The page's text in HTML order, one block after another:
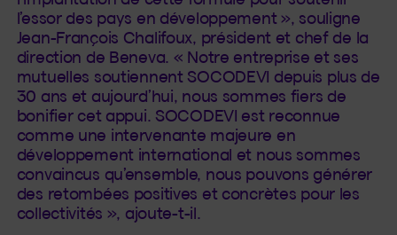
l’essor des pays en développement », souligne
Jean-François Chalifoux, président et chef de la
direction de Beneva. « Notre entreprise et ses
mutuelles soutiennent SOCODEVI depuis plus de
30 ans et aujourd’hui, nous sommes fiers de
bonifier cet appui. SOCODEVI est reconnue
comme une intervenante majeure en
développement international et nous sommes
convaincus qu’ensemble, nous pouvons générer
des retombées positives et concrètes pour les
collectivités », ajoute-t-il.